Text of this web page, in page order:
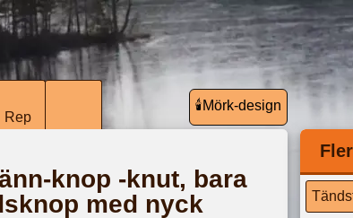
Rep
🕯️Mörk-design
knop -knut, bara
med nyck